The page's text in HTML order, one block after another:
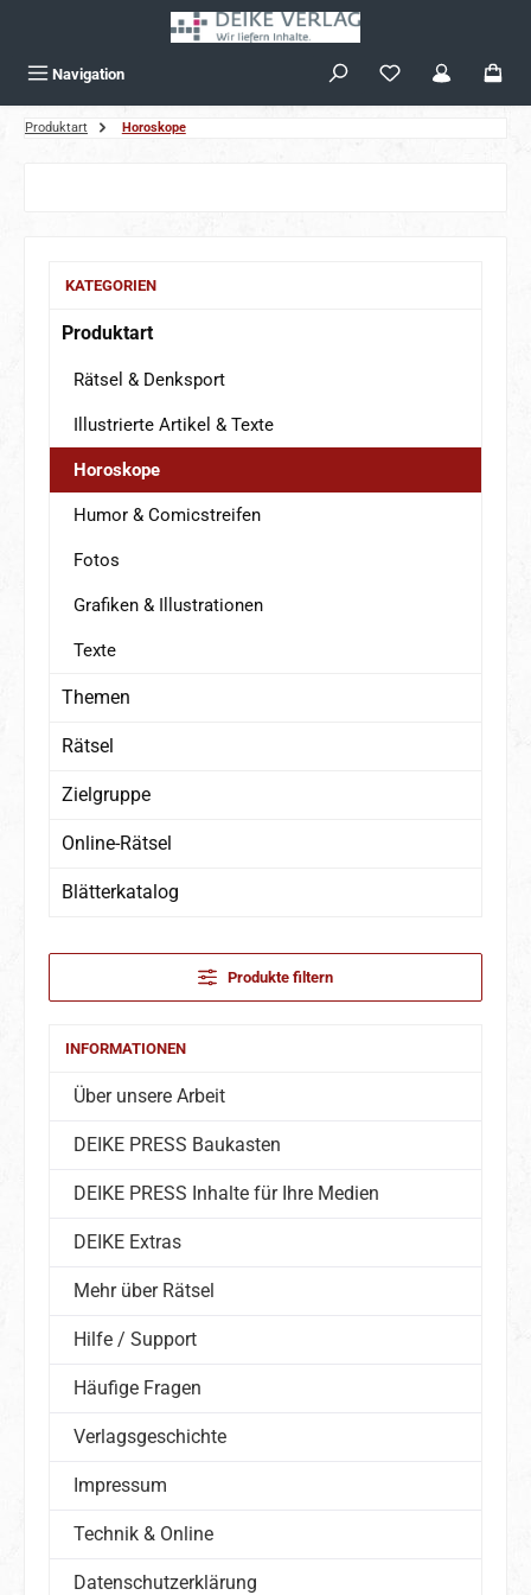
Navigation
Produktart Horoskope
KATEGORIEN
Produktart
Rätsel & Denksport
Illustrierte Artikel & Texte
Horoskope
Humor & Comicstreifen
Fotos
Grafiken & Illustrationen
Texte
Themen
Rätsel
Zielgruppe
Online-Rätsel
Blätterkatalog
Produkte filtern
INFORMATIONEN
Über unsere Arbeit
DEIKE PRESS Baukasten
DEIKE PRESS Inhalte für Ihre Medien
DEIKE Extras
Mehr über Rätsel
Hilfe / Support
Häufige Fragen
Verlagsgeschichte
Impressum
Technik & Online
Datenschutzerklärung